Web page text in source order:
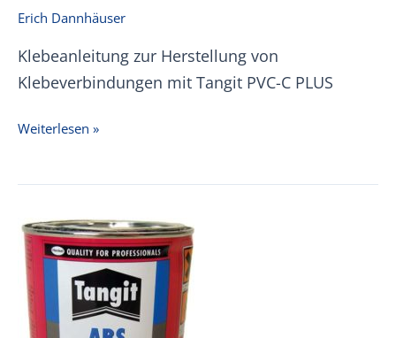
Erich Dannhäuser
Klebeanleitung zur Herstellung von
Klebeverbindungen mit Tangit PVC-C PLUS
Tangit
C
Klebeanleitung
Weiterlesen »